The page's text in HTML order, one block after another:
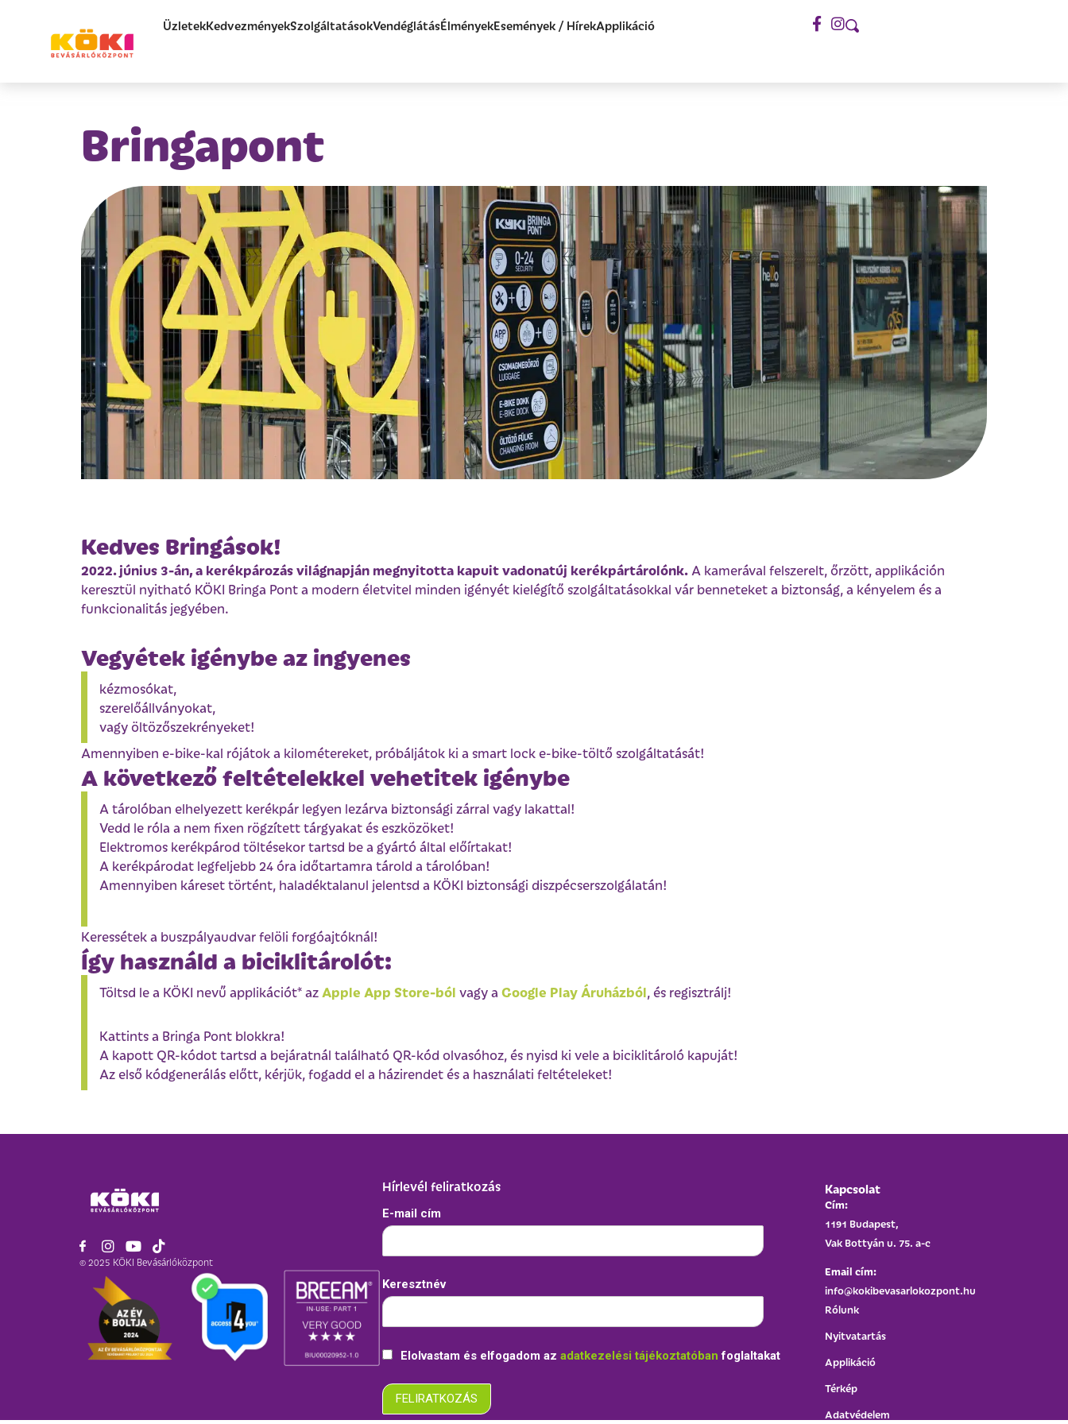
ÜzletekKedvezményekSzolgáltatásokVendéglátásÉlményekEsemények / HírekApplikáció
Bringapont
Kedves Bringások!
2022. június 3-án, a kerékpározás világnapján megnyitotta kapuit vadonatúj kerékpártárolónk. A kamerával felszerelt, őrzött, applikáción
keresztül nyitható KÖKI Bringa Pont a modern életvitel minden igényét kielégítő szolgáltatásokkal vár benneteket a biztonság, a kényelem és a
funkcionalitás jegyében.
Vegyétek igénybe az ingyenes
kézmosókat,
szerelőállványokat,
vagy öltözőszekrényeket!
Amennyiben e-bike-kal rójátok a kilométereket, próbáljátok ki a smart lock e-bike-töltő szolgáltatását!
A következő feltételekkel vehetitek igénybe
A tárolóban elhelyezett kerékpár legyen lezárva biztonsági zárral vagy lakattal!
Vedd le róla a nem fixen rögzített tárgyakat és eszközöket!
Elektromos kerékpárod töltésekor tartsd be a gyártó által előírtakat!
A kerékpárodat legfeljebb 24 óra időtartamra tárold a tárolóban!
Amennyiben káreset történt, haladéktalanul jelentsd a KÖKI biztonsági diszpécserszolgálatán!
Keressétek a buszpályaudvar felöli forgóajtóknál!
Így használd a biciklitárolót:
Töltsd le a KÖKI nevű applikációt* az Apple App Store-ból vagy a Google Play Áruházból, és regisztrálj!
Kattints a Bringa Pont blokkra!
A kapott QR-kódot tartsd a bejáratnál található QR-kód olvasóhoz, és nyisd ki vele a biciklitároló kapuját!
Az első kódgenerálás előtt, kérjük, fogadd el a házirendet és a használati feltételeket!
© 2025 KÖKI Bevásárlóközpont
Hírlevél feliratkozás
E-mail cím
Keresztnév
Elolvastam és elfogadom azadatkezelési tájékoztatóbanfoglaltakat
Kapcsolat
Cím:
1191 Budapest,
Vak Bottyán u. 75. a-c
Email cím:
info@kokibevasarlokozpont.hu
Rólunk
Nyitvatartás
Applikáció
Térkép
Adatvédelem